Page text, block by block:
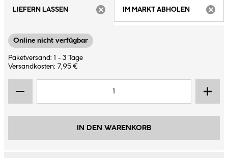
LIEFERN LASSEN
IM MARKT ABHOLEN
Online nicht verfügbar
Paketversand: 1 - 3 Tage
Versandkosten: 7,95 €
IN DEN WARENKORB